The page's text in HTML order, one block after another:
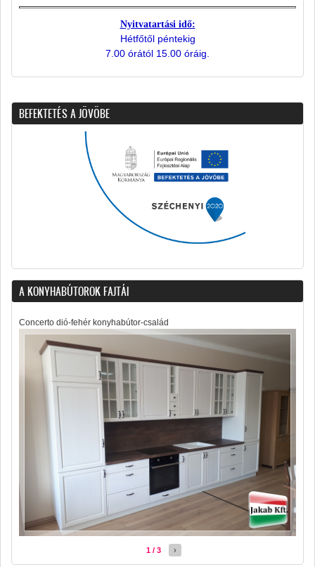
Nyitvatartási idő:
Hétfőtől péntekig
7.00 órától 15.00 óráig.
BEFEKTETÉS A JÖVÖBE
A KONYHABÚTOROK FAJTÁI
Concerto dió-fehér konyhabútor-család
1 / 3 ›